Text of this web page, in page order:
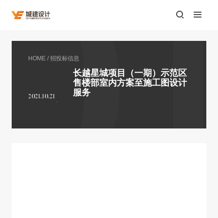
HOME /招投标信息
2021.10.21
长越星城项目（一期）示范区
售楼部室内方案至施工图设计
服务